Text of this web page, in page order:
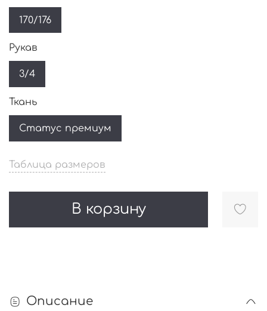
Таблица размеров
В корзину
170/176
Рукав
3/4
Ткань
Статус премиум
Описание